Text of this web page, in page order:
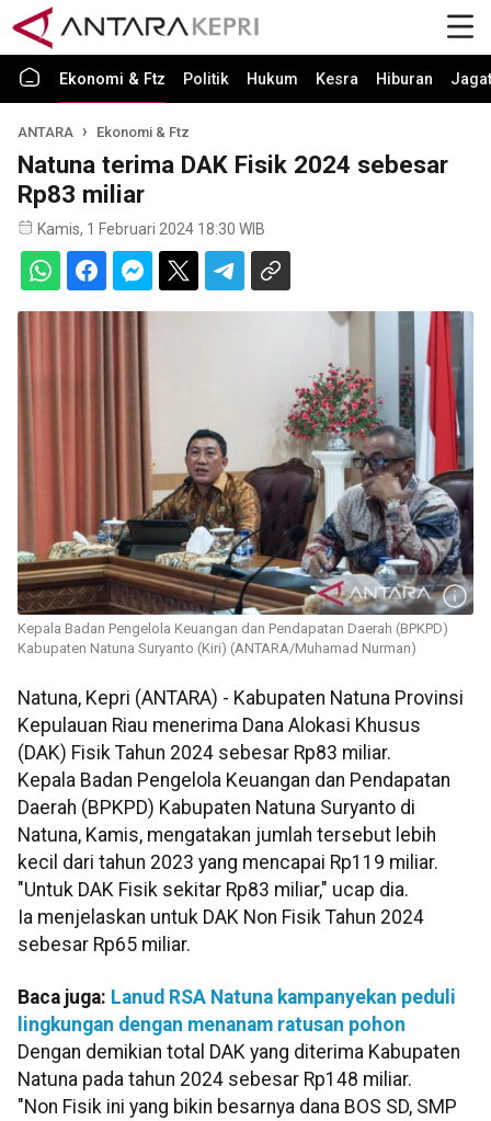
Ekonomi & Ftz Politik Hukum Kesra Hiburan Jagat
ANTARA Ekonomi & Ftz
Natuna terima DAK Fisik 2024 sebesar
Rp83 miliar
Kamis, 1 Februari 2024 18:30 WIB
Kepala Badan Pengelola Keuangan dan Pendapatan Daerah (BPKPD)
Kabupaten Natuna Suryanto (Kiri) (ANTARA/Muhamad Nurman)
Natuna, Kepri (ANTARA) - Kabupaten Natuna Provinsi
Kepulauan Riau menerima Dana Alokasi Khusus
(DAK) Fisik Tahun 2024 sebesar Rp83 miliar.
Kepala Badan Pengelola Keuangan dan Pendapatan
Daerah (BPKPD) Kabupaten Natuna Suryanto di
Natuna, Kamis, mengatakan jumlah tersebut lebih
kecil dari tahun 2023 yang mencapai Rp119 miliar.
"Untuk DAK Fisik sekitar Rp83 miliar," ucap dia.
Ia menjelaskan untuk DAK Non Fisik Tahun 2024
sebesar Rp65 miliar.
Baca juga: Lanud RSA Natuna kampanyekan peduli
lingkungan dengan menanam ratusan pohon
Dengan demikian total DAK yang diterima Kabupaten
Natuna pada tahun 2024 sebesar Rp148 miliar.
"Non Fisik ini yang bikin besarnya dana BOS SD, SMP